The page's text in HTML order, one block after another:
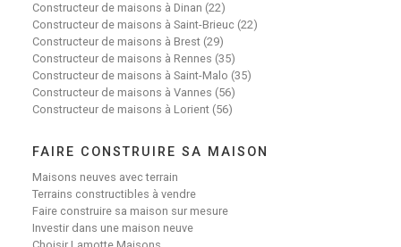
Constructeur de maisons à Dinan (22)
Constructeur de maisons à Saint-Brieuc (22)
Constructeur de maisons à Brest (29)
Constructeur de maisons à Rennes (35)
Constructeur de maisons à Saint-Malo (35)
Constructeur de maisons à Vannes (56)
Constructeur de maisons à Lorient (56)
FAIRE CONSTRUIRE SA MAISON
Maisons neuves avec terrain
Terrains constructibles à vendre
Faire construire sa maison sur mesure
Investir dans une maison neuve